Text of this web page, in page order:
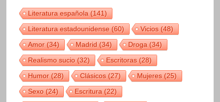
Literatura española(141)
Literatura estadounidense(60) Vicios(48)
Amor(34) Madrid(34) Droga(34)
Realismo sucio(32) Escritoras(28)
Humor(28) Clásicos(27) Mujeres(25)
Sexo(24) Escritura(22)